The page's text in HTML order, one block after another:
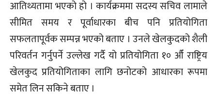
आतिथ्यतामा भएको हो । कार्यक्रममा सदस्य सचिव लामाले
सीमित समय र पूर्वाधारका बीच पनि प्रतियोगिता
सफलतापूर्वक सम्पन्न भएको बताए । उनले खेलकुदको शैली
परिवर्तन गर्नुपर्ने उल्लेख गर्दै यो प्रतियोगिता १० औँ राष्ट्रिय
खेलकुद प्रतियोगिताका लागि छनोटको आधारका रूपमा
समेत लिन सकिने बताए ।